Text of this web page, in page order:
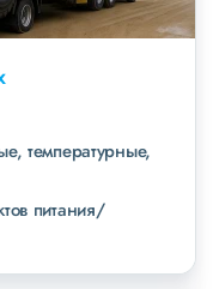
температурные,
питания/